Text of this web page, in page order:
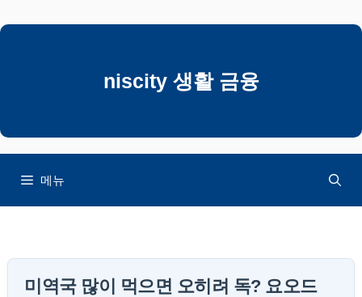
텐
뛰
niscity 생활 금융
메뉴
미역국 많이 먹으면 오히려 독? 요오드